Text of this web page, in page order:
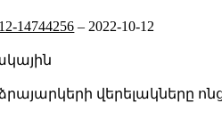
14744256 – 2022-10-12
վերելակները ոնց